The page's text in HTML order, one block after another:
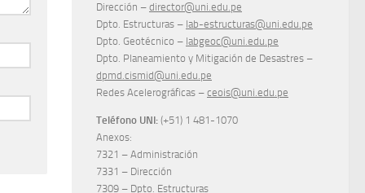
Dirección – director@uni.edu.pe
Dpto. Estructuras – lab-estructuras@uni.edu.pe
Dpto. Geotécnico – labgeoc@uni.edu.pe
Dpto. Planeamiento y Mitigación de Desastres –
dpmd.cismid@uni.edu.pe
Redes Acelerográficas – ceois@uni.edu.pe
Teléfono UNI: (+51) 1 481-1070
Anexos:
7321 – Administración
7331 – Dirección
7309 – Dpto. Estructuras